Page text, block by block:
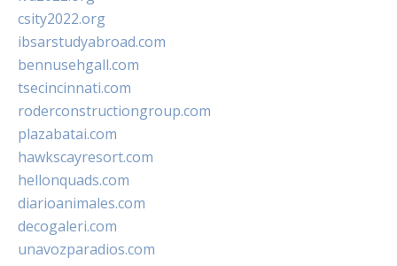
csity2022.org
ibsarstudyabroad.com
bennusehgall.com
tsecincinnati.com
roderconstructiongroup.com
plazabatai.com
hawkscayresort.com
hellonquads.com
diarioanimales.com
decogaleri.com
unavozparadios.com